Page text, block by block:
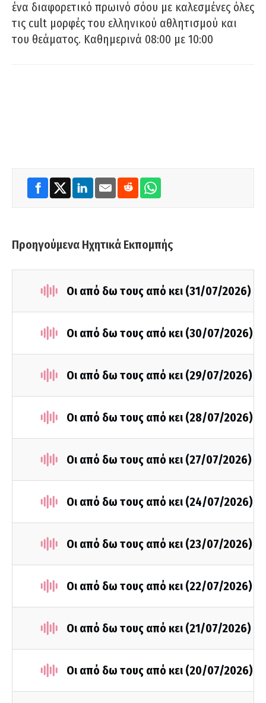
ένα διαφορετικό πρωινό σόου με καλεσμένες όλες
τις cult μορφές του ελληνικού αθλητισμού και
του θεάματος. Καθημερινά 08:00 με 10:00
Προηγούμενα Ηχητικά Εκπομπής
Οι από δω τους από κει (31/07/2026)
Οι από δω τους από κει (30/07/2026)
Οι από δω τους από κει (29/07/2026)
Οι από δω τους από κει (28/07/2026)
Οι από δω τους από κει (27/07/2026)
Οι από δω τους από κει (24/07/2026)
Οι από δω τους από κει (23/07/2026)
Οι από δω τους από κει (22/07/2026)
Οι από δω τους από κει (21/07/2026)
Οι από δω τους από κει (20/07/2026)